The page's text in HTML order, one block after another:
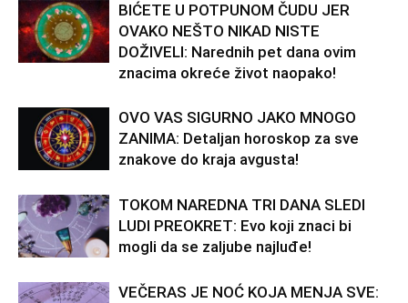
BIĆETE U POTPUNOM ČUDU JER
OVAKO NEŠTO NIKAD NISTE
DOŽIVELI: Narednih pet dana ovim
znacima okreće život naopako!
OVO VAS SIGURNO JAKO MNOGO
ZANIMA: Detaljan horoskop za sve
znakove do kraja avgusta!
TOKOM NAREDNA TRI DANA SLEDI
LUDI PREOKRET: Evo koji znaci bi
mogli da se zaljube najluđe!
VEČERAS JE NOĆ KOJA MENJA SVE: